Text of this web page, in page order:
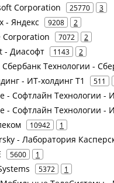
Corporation 25770 3
- Яндекс 9208 2
Corporation 7072 2
- Диасофт 1143 2
Технологии -
- ИТ-холдинг Т1 511
- Софтлайн Технологии -
- Софтлайн Технологии -
10942 1
- Лаборатория
5600 1
5372 1